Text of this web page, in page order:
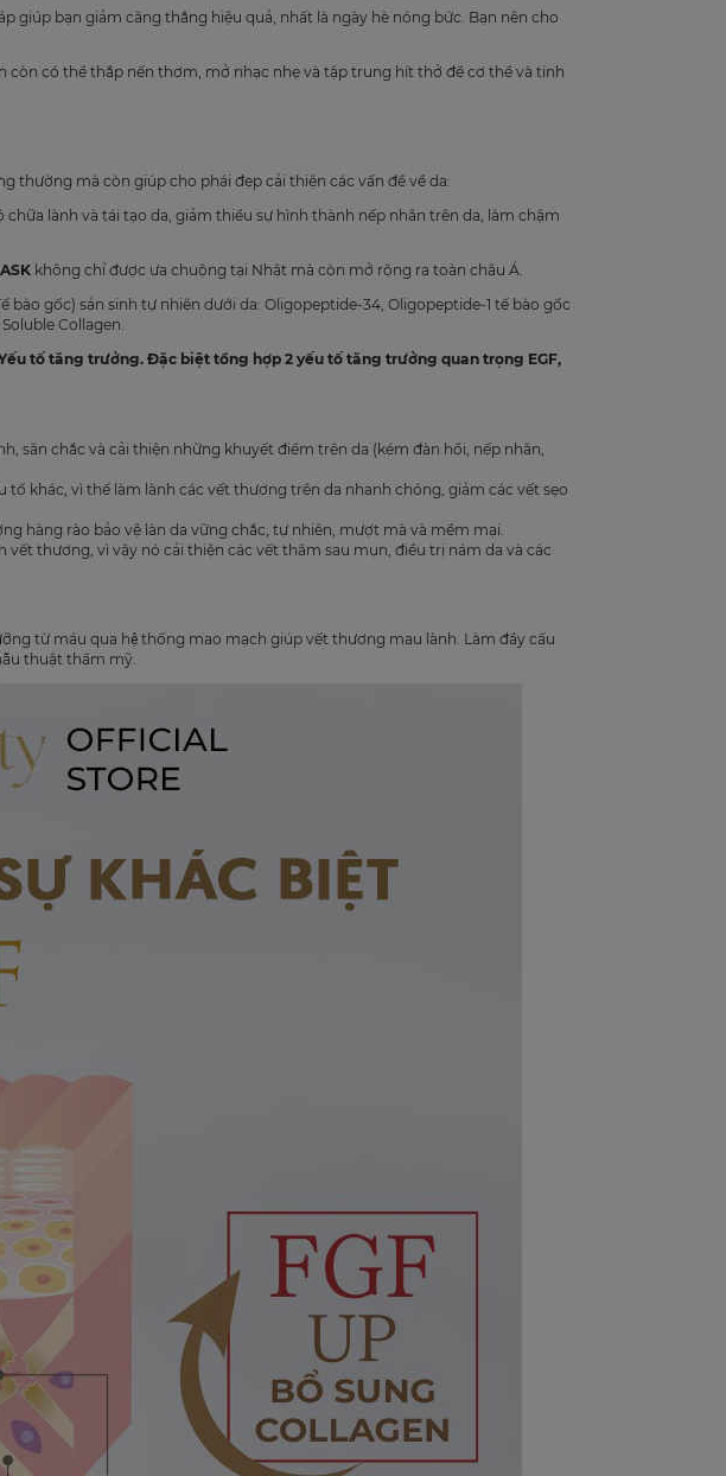
giúp bạn giảm căng thẳng hiệu quả, nhất là ngày hè nóng bức. Bạn nên cho
còn có thể thắp nến thơm, mở nhạc nhẹ và tập trung hít thở để cơ thể và tinh
thường mà còn giúp cho phái đẹp cải thiện các vấn đề về da:
lành và tái tạo da, giảm thiểu sự hình thành nếp nhăn trên da, làm chậm
không chỉ được ưa chuộng tại Nhật mà còn mở rộng ra toàn châu Á.
gốc) sản sinh tự nhiên dưới da: Oligopeptide-34, Oligopeptide-1 tế bào gốc
Collagen.
tố tăng trưởng. Đặc biệt tổng hợp 2 yếu tố tăng trưởng quan trọng EGF,
săn chắc và cải thiện những khuyết điểm trên da (kém đàn hồi, nếp nhăn,
khác, vì thế làm lành các vết thương trên da nhanh chóng, giảm các vết sẹo
hàng rào bảo vệ làn da vững chắc, tự nhiên, mượt mà và mềm mại.
thương, vì vậy nó cải thiện các vết thâm sau mụn, điều trị nám da và các
từ máu qua hệ thống mao mạch giúp vết thương mau lành. Làm đầy cấu
thuật thẩm mỹ.